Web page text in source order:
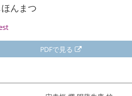
んまつ
PDFで見る